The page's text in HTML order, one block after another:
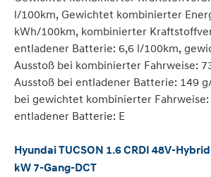
l/100km, Gewichtet kombinierter
kWh/100km, kombinierter
entladener Batterie: 6,6 l/100km,
Ausstoß bei kombinierter Fahrweise:
Ausstoß bei entladener Batterie: 149
bei gewichtet kombinierter Fahrweise:
entladener Batterie: E
Hyundai TUCSON 1.6 CRDI 48V-
kW 7-Gang-DCT